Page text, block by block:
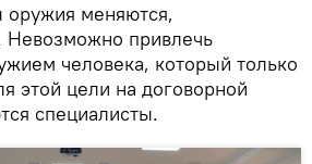
оружия меняются,
Невозможно привлечь
человека, который только
этой цели на договорной
специалисты.